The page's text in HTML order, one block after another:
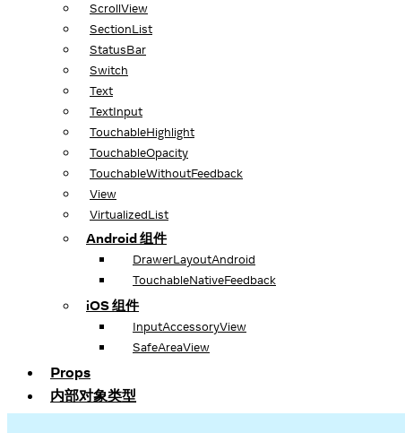
ScrollView
SectionList
StatusBar
Switch
Text
TextInput
TouchableHighlight
TouchableOpacity
TouchableWithoutFeedback
View
VirtualizedList
Android 组件
DrawerLayoutAndroid
TouchableNativeFeedback
iOS 组件
InputAccessoryView
SafeAreaView
Props
内部对象类型